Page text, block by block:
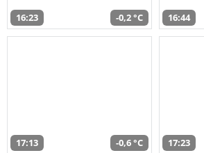
16:23 -0,2 °C 16:44
17:13 -0,6 °C 17:23